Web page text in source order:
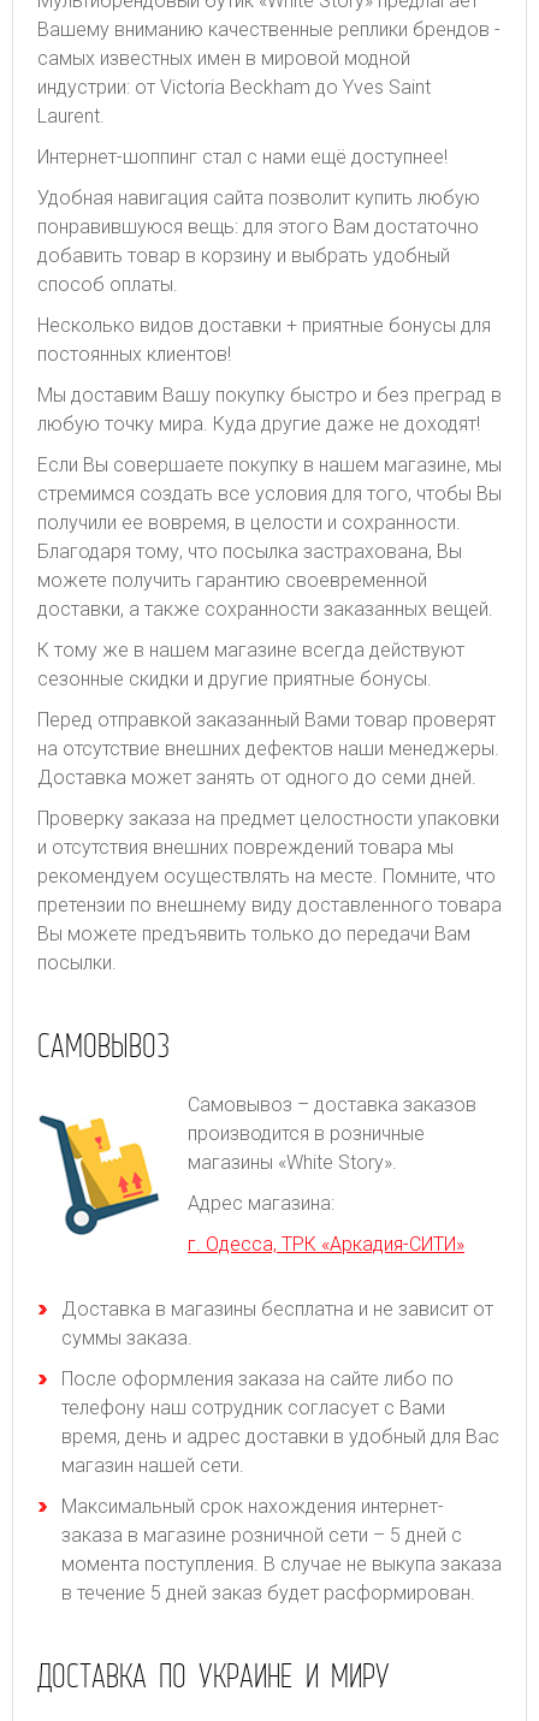
Вашему вниманию качественные реплики брендов -
самых известных имен в мировой модной
индустрии: от Victoria Beckham до Yves Saint
Laurent.
Интернет-шоппинг стал с нами ещё доступнее!
Удобная навигация сайта позволит купить любую
понравившуюся вещь: для этого Вам достаточно
добавить товар в корзину и выбрать удобный
способ оплаты.
Несколько видов доставки + приятные бонусы для
постоянных клиентов!
Мы доставим Вашу покупку быстро и без преград в
любую точку мира. Куда другие даже не доходят!
Если Вы совершаете покупку в нашем магазине, мы
стремимся создать все условия для того, чтобы Вы
получили ее вовремя, в целости и сохранности.
Благодаря тому, что посылка застрахована, Вы
можете получить гарантию своевременной
доставки, а также сохранности заказанных вещей.
К тому же в нашем магазине всегда действуют
сезонные скидки и другие приятные бонусы.
Перед отправкой заказанный Вами товар проверят
на отсутствие внешних дефектов наши менеджеры.
Доставка может занять от одного до семи дней.
Проверку заказа на предмет целостности упаковки
и отсутствия внешних повреждений товара мы
рекомендуем осуществлять на месте. Помните, что
претензии по внешнему виду доставленного товара
Вы можете предъявить только до передачи Вам
посылки.
САМОВЫВОЗ
Самовывоз – доставка заказов
производится в розничные
магазины «White Story».
Адрес магазина:
г. Одесса, ТРК «Аркадия-СИТИ»
Доставка в магазины бесплатна и не зависит от
суммы заказа.
После оформления заказа на сайте либо по
телефону наш сотрудник согласует с Вами
время, день и адрес доставки в удобный для Вас
магазин нашей сети.
Максимальный срок нахождения интернет-
заказа в магазине розничной сети – 5 дней с
момента поступления. В случае не выкупа заказа
в течение 5 дней заказ будет расформирован.
ДОСТАВКА ПО УКРАИНЕ И МИРУ